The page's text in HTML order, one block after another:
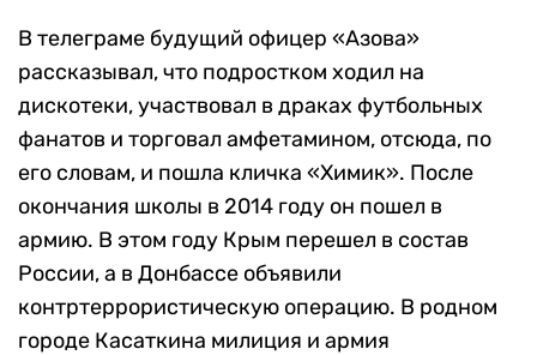
В телеграме будущий офицер «Азова»
рассказывал, что подростком ходил на
дискотеки, участвовал в драках футбольных
фанатов и торговал амфетамином, отсюда, по
его словам, и пошла кличка «Химик». После
окончания школы в 2014 году он пошел в
армию. В этом году Крым перешел в состав
России, а в Донбассе объявили
контртеррористическую операцию. В родном
городе Касаткина милиция и армия